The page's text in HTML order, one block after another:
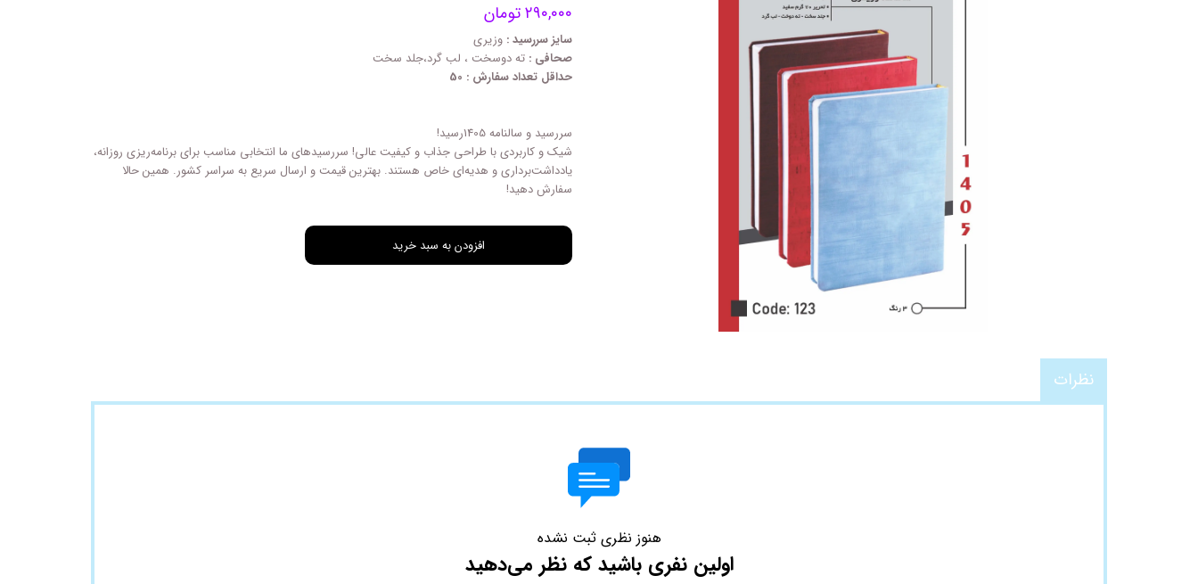
لوازم اداری
خدمات برش و حکاکی لیزر
چاپ فاکتور اختصاصی
بنر تسلیت
بنر مناسبتی
۲۹۰,۰۰۰ تومان
سایز سررسید : وزیری
صحافی : ته دوسخت ، لب گرد،جلد سخت
حداقل تعداد سفارش : 50
سررسید و سالنامه 1405رسید!
شیک و کاربردی با طراحی‌ جذاب و کیفیت عالی! سررسیدهای ما انتخابی مناسب برای برنامه‌ریزی روزانه،
یادداشت‌برداری و هدیه‌ای خاص هستند. بهترین قیمت و ارسال سریع به سراسر کشور. همین حالا
سفارش دهید!
افزودن به سبد خرید
نظرات
هنوز نظری ثبت نشده
اولین نفری باشید که نظر می‌دهید